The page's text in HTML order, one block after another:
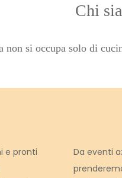
Chi
non si occupa solo di
e pronti
Da eventi